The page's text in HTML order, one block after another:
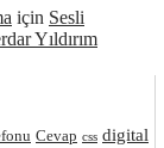
için Sesli
Yıldırım
Cevap css digital